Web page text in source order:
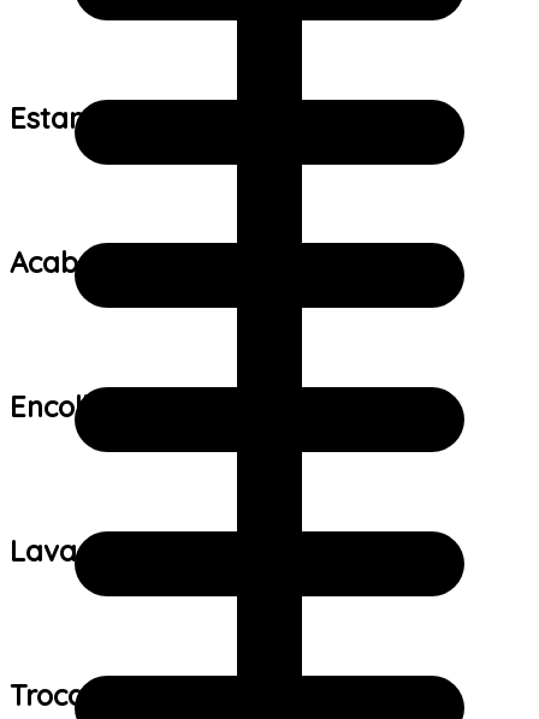
Estampa:
Acabamento:
Encolhimento:
Lavagem:
Trocas e devoluções: